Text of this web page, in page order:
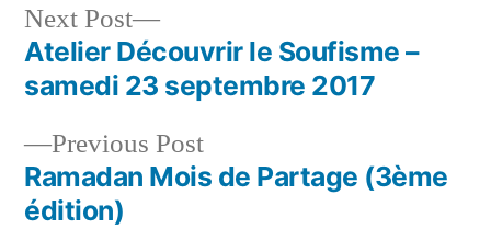
Post
navigation
Previous PostPrevious
post:
Ramadan Mois de Partage (3ème
édition)
Next Post
Next
post:
Atelier Découvrir le Soufisme –
samedi 23 septembre 2017